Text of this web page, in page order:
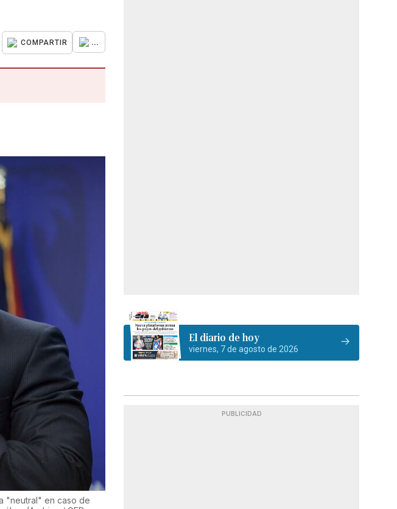
COMPARTIR ...
"neutral" en caso de
El diario de hoy
viernes, 7 de agosto de 2026
PUBLICIDAD